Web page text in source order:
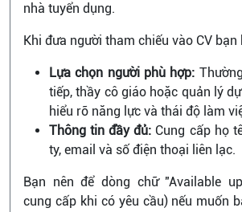
nhà tuyển dụng.
Khi đưa người tham chiếu vào CV bạn
Lựa chọn người phù hợp:
tiếp, thầy cô giáo hoặc quản lý
hiểu rõ năng lực và thái độ làm
Thông tin đầy đủ: Cung cấp họ
ty, email và số điện thoại liên lạc.
Bạn nên để dòng chữ "Available
cung cấp khi có yêu cầu) nếu muốn